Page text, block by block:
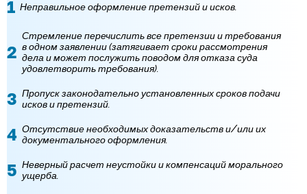
Неправильное оформление претензий и исков.
Стремление перечислить все претензии и требования
в одном заявлении (затягивает сроки рассмотрения
дела и может послужить поводом для отказа суда
удовлетворить требования).
Пропуск законодательно установленных сроков подачи
исков и претензий.
Отсутствие необходимых доказательств и/или их
документального оформления.
Неверный расчет неустойки и компенсаций морального
ущерба.